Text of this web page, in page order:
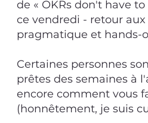
de « OKRs don't have
ce vendredi - retour aux
pragmatique et hands-
Certaines personnes
prêtes des semaines à
encore comment vous
(honnêtement, je suis